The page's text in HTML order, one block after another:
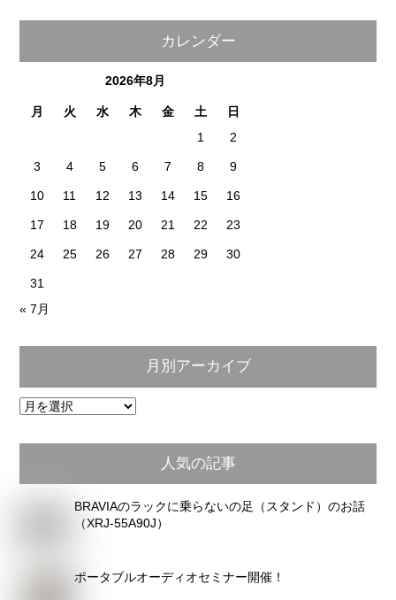
カレンダー
2026年8月
月 火 水 木 金 土
日
1
2
3 4 5 6 7 8 9
10 11 12 13 14 15 16
17 18 19 20 21 22 23
24 25 26 27 28 29 30
31
« 7月
月別アーカイブ
月
ア
カ
人気の記事
BRAVIAのラックに乗らないの足（スタンド）のお話
（XRJ-55A90J）
ポータブルオーディオセミナー開催！